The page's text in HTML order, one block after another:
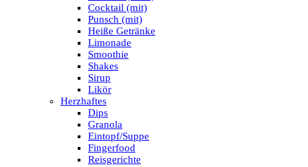
Cocktail (mit)
Punsch (mit)
Heiße Getränke
Limonade
Smoothie
Shakes
Sirup
Likör
Herzhaftes
Dips
Granola
Eintopf/Suppe
Fingerfood
Reisgerichte